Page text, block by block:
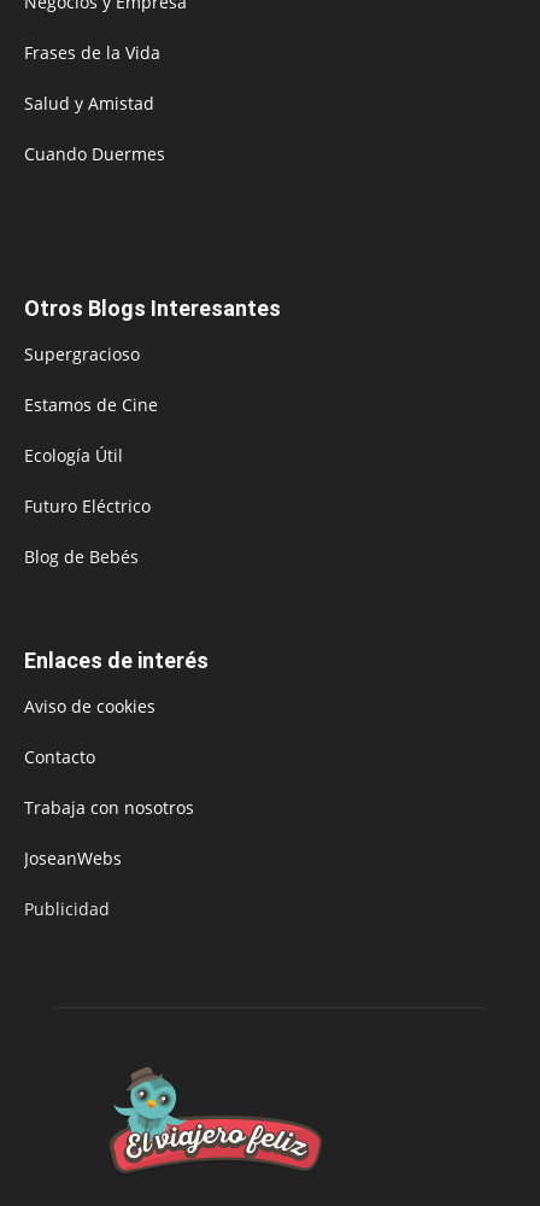
Frases de la Vida
Salud y Amistad
Cuando Duermes
Otros Blogs Interesantes
Supergracioso
Estamos de Cine
Ecología Útil
Futuro Eléctrico
Blog de Bebés
Enlaces de interés
Aviso de cookies
Contacto
Trabaja con nosotros
JoseanWebs
Publicidad